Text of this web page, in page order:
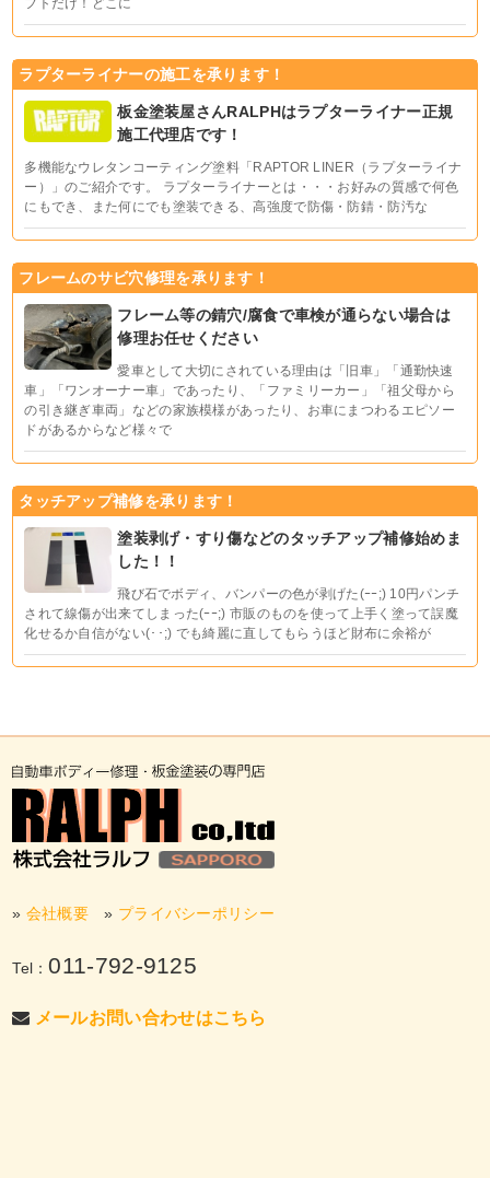
フトだけ！どこに
ラプターライナーの施工を承ります！
板金塗装屋さんRALPHはラプターライナー正規
施工代理店です！
多機能なウレタンコーティング塗料「RAPTOR LINER（ラプターライナ
ー）」のご紹介です。 ラプターライナーとは・・・お好みの質感で何色
にもでき、また何にでも塗装できる、高強度で防傷・防錆・防汚な
フレームのサビ穴修理を承ります！
フレーム等の錆穴/腐食で車検が通らない場合は
修理お任せください
愛車として大切にされている理由は「旧車」「通勤快速
車」「ワンオーナー車」であったり、「ファミリーカー」「祖父母から
の引き継ぎ車両」などの家族模様があったり、お車にまつわるエピソー
ドがあるからなど様々で
タッチアップ補修を承ります！
塗装剥げ・すり傷などのタッチアップ補修始めま
した！！
飛び石でボディ、バンパーの色が剥げた(ｰｰ;) 10円パンチ
されて線傷が出来てしまった(ｰｰ;) 市販のものを使って上手く塗って誤魔
化せるか自信がない(･･;) でも綺麗に直してもらうほど財布に余裕が
» 会社概要 » プライバシーポリシー
Tel：011-792-9125
メールお問い合わせはこちら